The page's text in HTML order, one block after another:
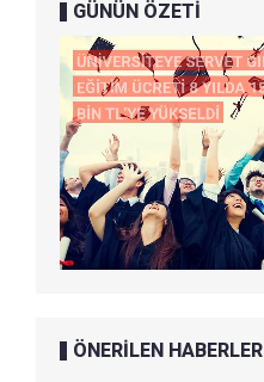
GÜNÜN ÖZETİ
ÖNERİLEN HABERLER